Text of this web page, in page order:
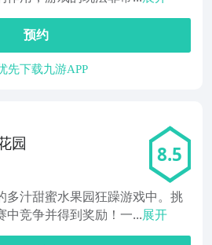
预约
先下载九游APP
园 8.5
多汁甜蜜水果园狂躁游戏中。挑
中竞争并得到奖励！一...展开